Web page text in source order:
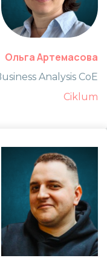
Ольга Артемасова
Analysis CoE
Ciklum